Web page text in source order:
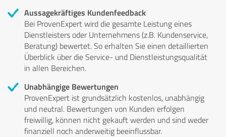
Aussagekräftiges Kundenfeedback
Bei ProvenExpert wird die gesamte Leistung eines
Dienstleisters oder Unternehmens (z.B. Kundenservice,
Beratung) bewertet. So erhalten Sie einen detaillierten
Überblick über die Service- und Dienstleistungsqualität
in allen Bereichen.
Unabhängige Bewertungen
ProvenExpert ist grundsätzlich kostenlos, unabhängig
und neutral. Bewertungen von Kunden erfolgen
freiwillig, können nicht gekauft werden und sind weder
finanziell noch anderweitig beeinflussbar.